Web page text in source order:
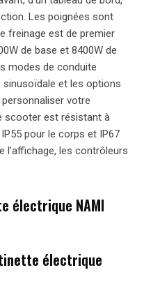
Les poignées sont
freinage est de premier
de base et 8400W de
modes de conduite
et les options
votre
scooter est résistant à
pour le corps et IP67
les contrôleurs
électrique NAMI
électrique